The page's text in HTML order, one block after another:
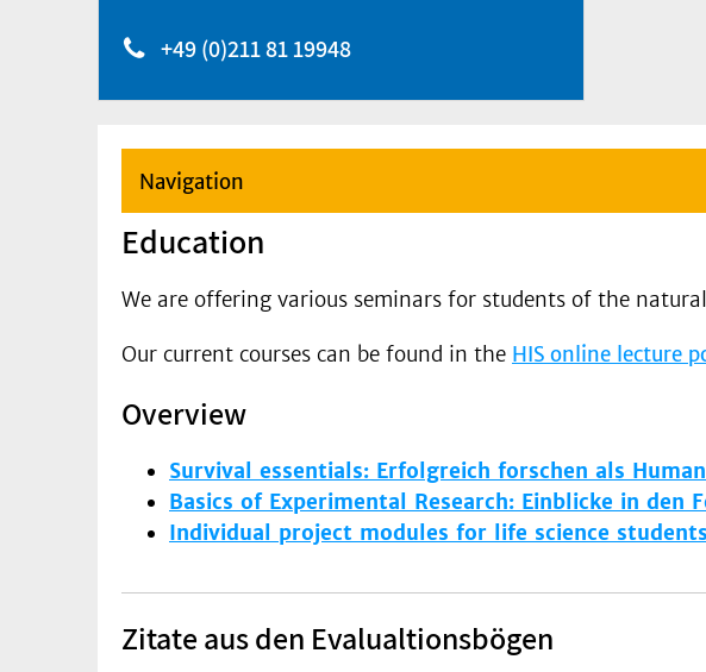
+49 (0)211 81 19948
Navigation
Education
We are offering various seminars for students of the
Our current courses can be found in the HIS online lecture
Overview
Survival essentials: Erfolgreich forschen als
Basics of Experimental Research: Einblicke in
Individual project modules for life science students
Zitate aus den Evalualtionsbögen